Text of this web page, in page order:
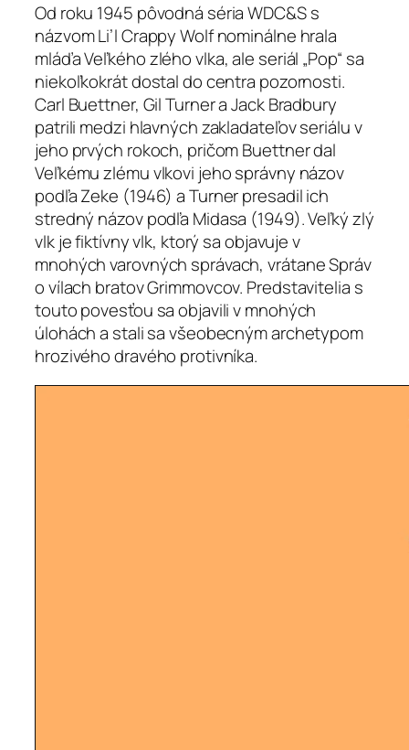
Od roku 1945 pôvodná séria WDC&S s
názvom Li’l Crappy Wolf nominálne hrala
mláďa Veľkého zlého vlka, ale seriál „Pop“ sa
niekoľkokrát dostal do centra pozornosti.
Carl Buettner, Gil Turner a Jack Bradbury
patrili medzi hlavných zakladateľov seriálu v
jeho prvých rokoch, pričom Buettner dal
Veľkému zlému vlkovi jeho správny názov
podľa Zeke (1946) a Turner presadil ich
stredný názov podľa Midasa (1949). Veľký zlý
vlk je fiktívny vlk, ktorý sa objavuje v
mnohých varovných správach, vrátane Správ
o vílach bratov Grimmovcov. Predstavitelia s
touto povesťou sa objavili v mnohých
úlohách a stali sa všeobecným archetypom
hrozivého dravého protivníka.